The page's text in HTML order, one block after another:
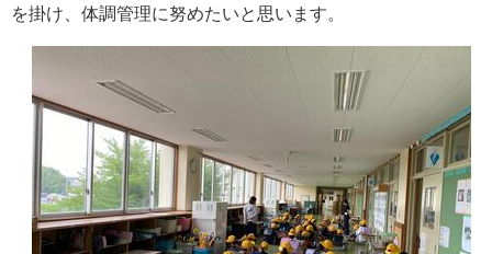
を掛け、体調管理に努めたいと思います。